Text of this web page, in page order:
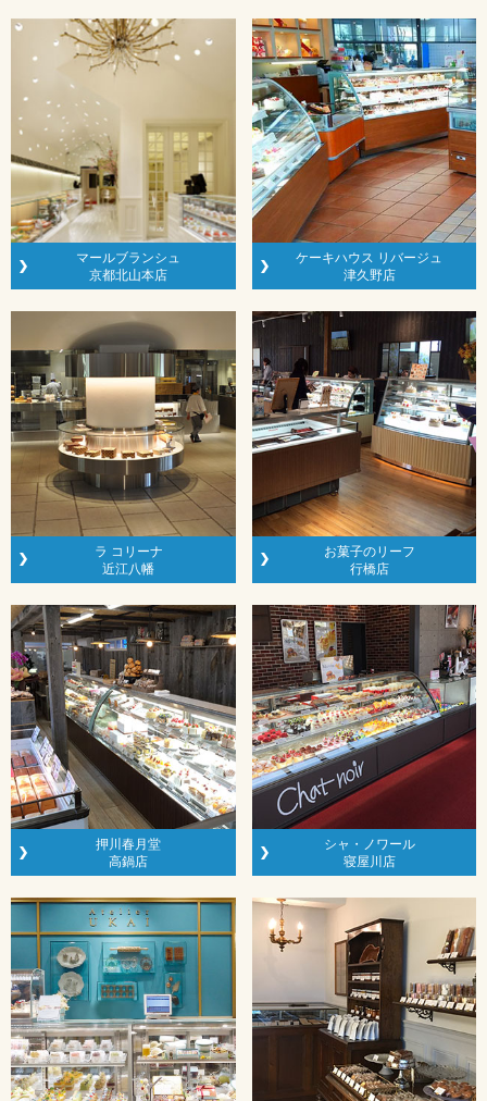
マールブランシュ
京都北山本店
ケーキハウス リバージュ
津久野店
ラ コリーナ
近江八幡
お菓子のリーフ
行橋店
押川春月堂
高鍋店
シャ・ノワール
寝屋川店